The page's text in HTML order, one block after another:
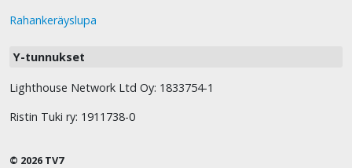
Rahankeräyslupa
Y-tunnukset
Lighthouse Network Ltd Oy: 1833754-1
Ristin Tuki ry: 1911738-0
© 2026 TV7